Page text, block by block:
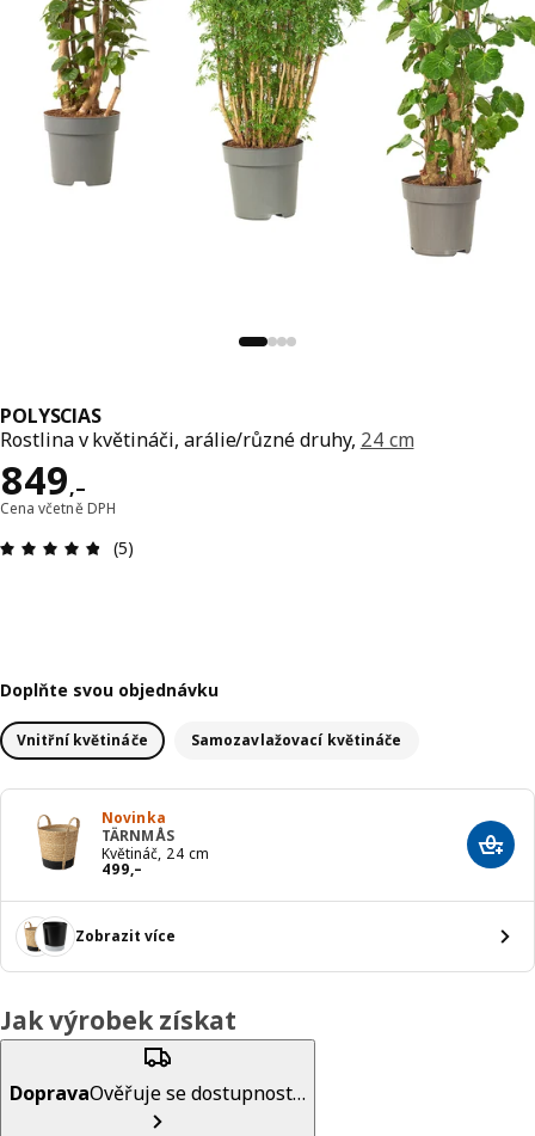
POLYSCIAS
Rostlina v květináči, arálie/různé druhy, 24 cm
849,–
Cena 849,–
Cena včetně DPH
(5)
Doplňte svou objednávku
Vnitřní květináče Samozavlažovací květináče
Novinka
TÄRNMÅS
Květináč, 24 cm
499,–
Cena 499,–
Zobrazit více
Jak výrobek získat
DopravaOvěřuje se dostupnost…